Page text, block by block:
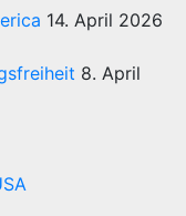
14. April 2026
8. April